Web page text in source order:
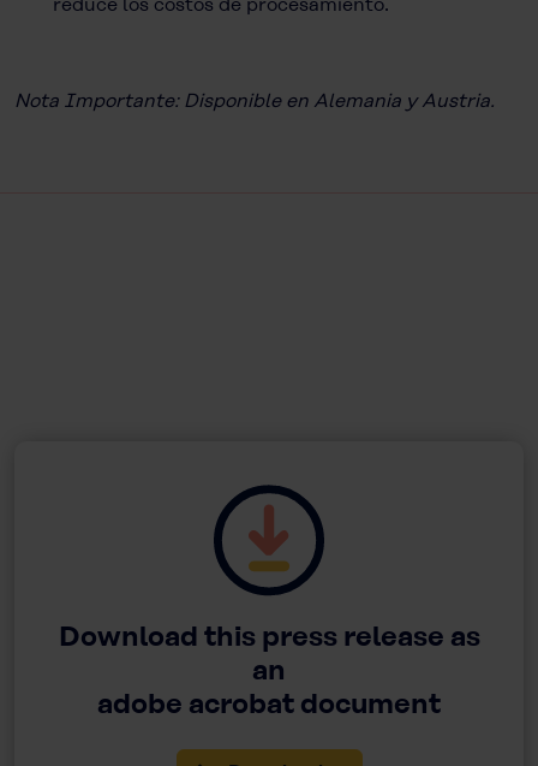
Nota Importante: Disponible en Alemania y Austria.
Download this press release as
an
adobe acrobat document